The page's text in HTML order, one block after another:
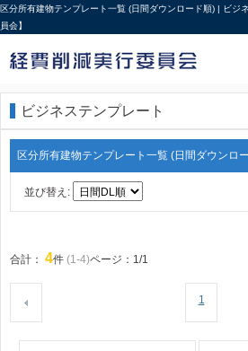
区分所有建物テンプレート一覧 (日間ダウンロード順) | ビジ
員会】
ビジネステンプレート
区分所有建物テンプレート一覧 (日間ダウンロ
並び替え:
合計： 4件 (1-4)ページ：1/1
1